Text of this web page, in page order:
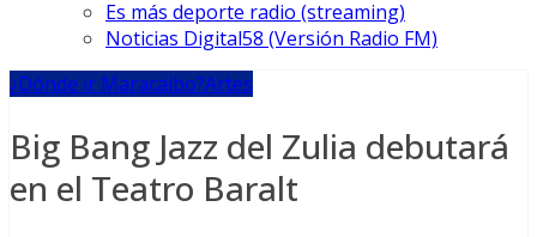
Es más deporte radio (streaming)
Noticias Digital58 (Versión Radio FM)
¿Dónde ir Maracaibo?Artes
Big Bang Jazz del Zulia debutará
en el Teatro Baralt